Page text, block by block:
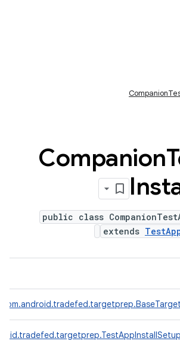
Companion
public class
extends